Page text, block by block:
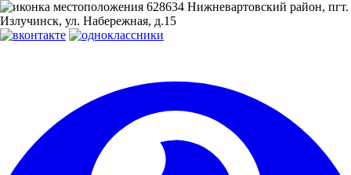
628634 Нижневартовский район, пгт.
Излучинск, ул. Набережная, д.15